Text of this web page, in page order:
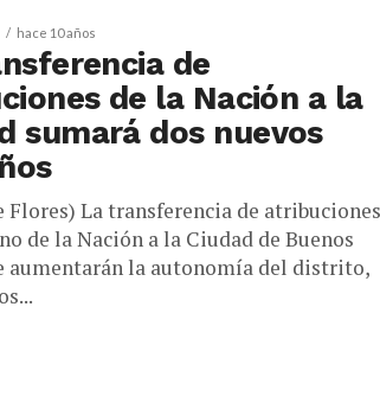
hace 10 años
de
de la Nación a la
sumará dos nuevos
Flores) La transferencia de atribuciones
de la Nación a la Ciudad de Buenos
aumentarán la autonomía del distrito,